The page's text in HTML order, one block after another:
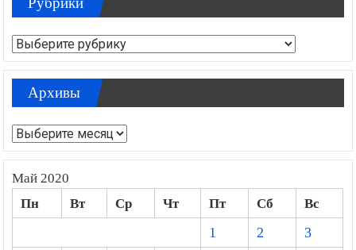
Рубрики
Архивы
Архивы
Май 2020
Пн Вт Ср Чт Пт Сб
Вс
1
2
3